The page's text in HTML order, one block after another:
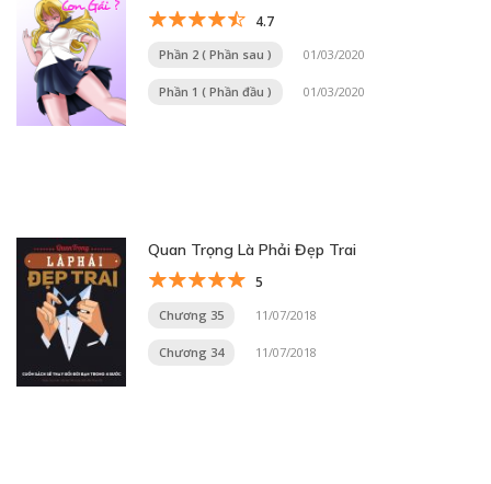
4.7
Phần 2 ( Phần sau ) 01/03/2020
Phần 1 ( Phần đầu ) 01/03/2020
Quan Trọng Là Phải Đẹp Trai
5
Chương 35 11/07/2018
Chương 34 11/07/2018